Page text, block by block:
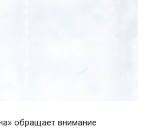
обращает внимание